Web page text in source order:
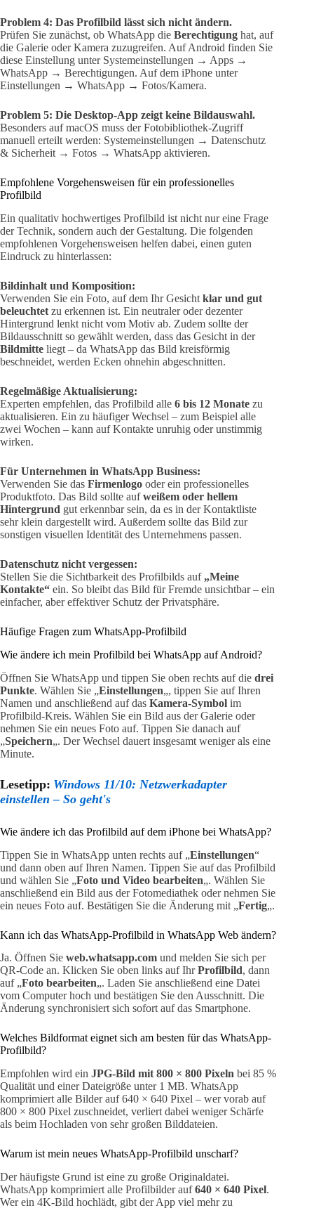
Problem 4: Das Profilbild lässt sich nicht ändern.
Prüfen Sie zunächst, ob WhatsApp die Berechtigung hat, auf
die Galerie oder Kamera zuzugreifen. Auf Android finden Sie
diese Einstellung unter Systemeinstellungen → Apps →
WhatsApp → Berechtigungen. Auf dem iPhone unter
Einstellungen → WhatsApp → Fotos/Kamera.
Problem 5: Die Desktop-App zeigt keine Bildauswahl.
Besonders auf macOS muss der Fotobibliothek-Zugriff
manuell erteilt werden: Systemeinstellungen → Datenschutz
& Sicherheit → Fotos → WhatsApp aktivieren.
Empfohlene Vorgehensweisen für ein professionelles
Profilbild
Ein qualitativ hochwertiges Profilbild ist nicht nur eine Frage
der Technik, sondern auch der Gestaltung. Die folgenden
empfohlenen Vorgehensweisen helfen dabei, einen guten
Eindruck zu hinterlassen:
Bildinhalt und Komposition:
Verwenden Sie ein Foto, auf dem Ihr Gesicht klar und gut
beleuchtet zu erkennen ist. Ein neutraler oder dezenter
Hintergrund lenkt nicht vom Motiv ab. Zudem sollte der
Bildausschnitt so gewählt werden, dass das Gesicht in der
Bildmitte liegt – da WhatsApp das Bild kreisförmig
beschneidet, werden Ecken ohnehin abgeschnitten.
Regelmäßige Aktualisierung:
Experten empfehlen, das Profilbild alle 6 bis 12 Monate zu
aktualisieren. Ein zu häufiger Wechsel – zum Beispiel alle
zwei Wochen – kann auf Kontakte unruhig oder unstimmig
wirken.
Für Unternehmen in WhatsApp Business:
Verwenden Sie das Firmenlogo oder ein professionelles
Produktfoto. Das Bild sollte aufweißem oder hellem
Hintergrund gut erkennbar sein, da es in der Kontaktliste
sehr klein dargestellt wird. Außerdem sollte das Bild zur
sonstigen visuellen Identität des Unternehmens passen.
Datenschutz nicht vergessen:
Stellen Sie die Sichtbarkeit des Profilbilds auf „Meine
Kontakte“ ein. So bleibt das Bild für Fremde unsichtbar – ein
einfacher, aber effektiver Schutz der Privatsphäre.
Häufige Fragen zum WhatsApp-Profilbild
Wie ändere ich mein Profilbild bei WhatsApp auf Android?
Öffnen Sie WhatsApp und tippen Sie oben rechts auf die drei
Punkte. Wählen Sie „Einstellungen„, tippen Sie auf Ihren
Namen und anschließend auf das Kamera-Symbol im
Profilbild-Kreis. Wählen Sie ein Bild aus der Galerie oder
nehmen Sie ein neues Foto auf. Tippen Sie danach auf
„Speichern„. Der Wechsel dauert insgesamt weniger als eine
Minute.
Lesetipp: Windows 11/10: Netzwerkadapter
einstellen – So geht's
Wie ändere ich das Profilbild auf dem iPhone bei WhatsApp?
Tippen Sie in WhatsApp unten rechts auf „Einstellungen“
und dann oben auf Ihren Namen. Tippen Sie auf das Profilbild
und wählen Sie „Foto und Video bearbeiten„. Wählen Sie
anschließend ein Bild aus der Fotomediathek oder nehmen Sie
ein neues Foto auf. Bestätigen Sie die Änderung mit „Fertig„.
Kann ich das WhatsApp-Profilbild in WhatsApp Web ändern?
Ja. Öffnen Sie web.whatsapp.com und melden Sie sich per
QR-Code an. Klicken Sie oben links auf IhrProfilbild, dann
auf „Foto bearbeiten„. Laden Sie anschließend eine Datei
vom Computer hoch und bestätigen Sie den Ausschnitt. Die
Änderung synchronisiert sich sofort auf das Smartphone.
Welches Bildformat eignet sich am besten für das WhatsApp-
Profilbild?
Empfohlen wird ein JPG-Bild mit 800 × 800 Pixeln bei 85 %
Qualität und einer Dateigröße unter 1 MB. WhatsApp
komprimiert alle Bilder auf 640 × 640 Pixel – wer vorab auf
800 × 800 Pixel zuschneidet, verliert dabei weniger Schärfe
als beim Hochladen von sehr großen Bilddateien.
Warum ist mein neues WhatsApp-Profilbild unscharf?
Der häufigste Grund ist eine zu große Originaldatei.
WhatsApp komprimiert alle Profilbilder auf640 × 640 Pixel.
Wer ein 4K-Bild hochlädt, gibt der App viel mehr zu